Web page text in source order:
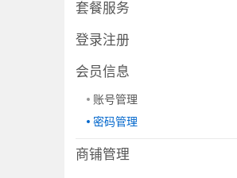
套餐服务
登录注册
会员信息
账号管理
密码管理
商铺管理